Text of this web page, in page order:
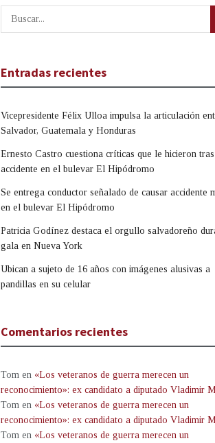
Entradas recientes
Vicepresidente Félix Ulloa impulsa la articulación
Salvador, Guatemala y Honduras
Ernesto Castro cuestiona críticas que le hicieron tras
accidente en el bulevar El Hipódromo
Se entrega conductor señalado de causar accidente
en el bulevar El Hipódromo
Patricia Godínez destaca el orgullo salvadoreño
gala en Nueva York
Ubican a sujeto de 16 años con imágenes alusivas a
pandillas en su celular
Comentarios recientes
Tom en «Los veteranos de guerra merecen un
reconocimiento»: ex candidato a diputado Vladimir
Tom en «Los veteranos de guerra merecen un
reconocimiento»: ex candidato a diputado Vladimir
Tom en «Los veteranos de guerra merecen un